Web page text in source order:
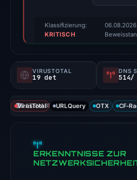
Evidence
score:
triage
not
a
probability).
signals:
Klassifizierung:
KRITISCH
06.08.2026
VIRUSTOTAL
19 det
DNS
514/
DATENABDECKUNG
VirusTotal URLQuery OTX CF-
ERKENNTNISSE ZUR